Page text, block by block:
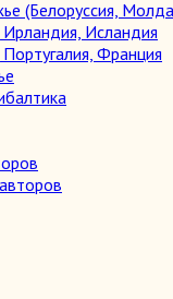
(Белоруссия,
Исландия
Франция